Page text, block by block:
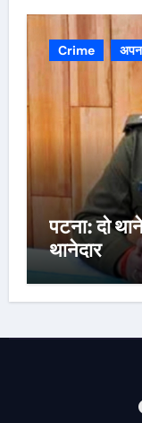
Crime
पटना: दो
थानेदार